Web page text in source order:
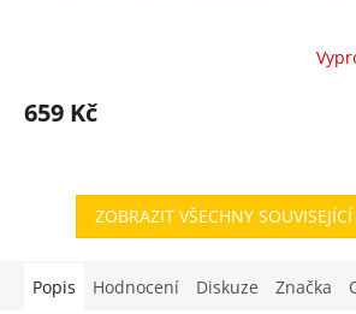
659 Kč
ZOBRAZIT VŠECHNY
Popis Hodnocení Diskuze Značka